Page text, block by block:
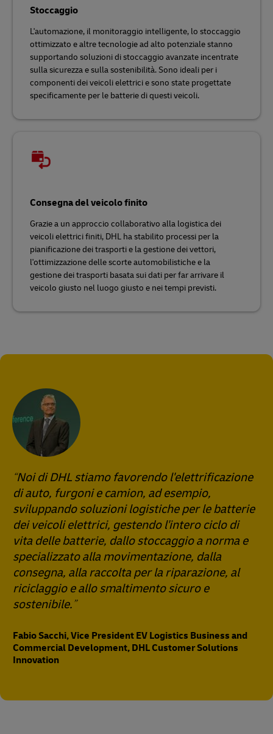
Stoccaggio
L'automazione, il monitoraggio intelligente, lo stoccaggio
ottimizzato e altre tecnologie ad alto potenziale stanno
supportando soluzioni di stoccaggio avanzate incentrate
sulla sicurezza e sulla sostenibilità. Sono ideali per i
componenti dei veicoli elettrici e sono state progettate
specificamente per le batterie di questi veicoli.
Consegna del veicolo finito
Grazie a un approccio collaborativo alla logistica dei
veicoli elettrici finiti, DHL ha stabilito processi per la
pianificazione dei trasporti e la gestione dei vettori,
l'ottimizzazione delle scorte automobilistiche e la
gestione dei trasporti basata sui dati per far arrivare il
veicolo giusto nel luogo giusto e nei tempi previsti.
Noi di DHL stiamo favorendo l'elettrificazione
di auto, furgoni e camion, ad esempio,
sviluppando soluzioni logistiche per le batterie
dei veicoli elettrici, gestendo l'intero ciclo di
vita delle batterie, dallo stoccaggio a norma e
specializzato alla movimentazione, dalla
consegna, alla raccolta per la riparazione, al
riciclaggio e allo smaltimento sicuro e
sostenibile.
Fabio Sacchi, Vice President EV Logistics Business and
Commercial Development, DHL Customer Solutions
Innovation